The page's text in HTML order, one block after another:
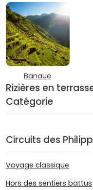
Banaue
Rizières en
Catégorie
Circuits des
Voyage classique
Hors des sentiers battus